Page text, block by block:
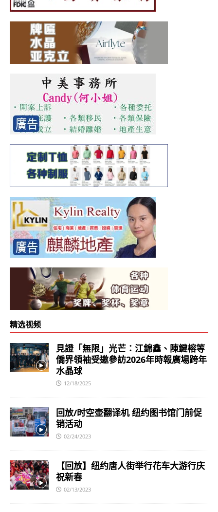
精选视频
見證「無限」光芒：江錦鑫、陳鍵榕等
僑界領袖受邀參訪2026年時報廣場跨年
水晶球
12/18/2025
回放/时空壶翻译机 纽约图书馆门前促
销活动
02/24/2023
【回放】纽约唐人街举行花车大游行庆
祝新春
02/13/2023